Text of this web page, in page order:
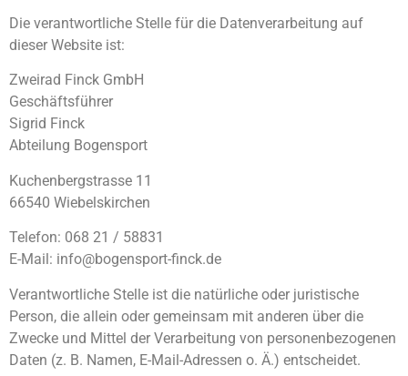
Die verantwortliche Stelle für die Datenverarbeitung auf
dieser Website ist:
Zweirad Finck GmbH
Geschäftsführer
Sigrid Finck
Abteilung Bogensport
Kuchenbergstrasse 11
66540 Wiebelskirchen
Telefon: 068 21 / 58831
E-Mail: info@bogensport-finck.de
Verantwortliche Stelle ist die natürliche oder juristische
Person, die allein oder gemeinsam mit anderen über die
Zwecke und Mittel der Verarbeitung von personenbezogenen
Daten (z. B. Namen, E-Mail-Adressen o. Ä.) entscheidet.